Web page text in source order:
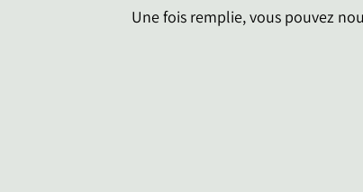
Une fois remplie, vous pouvez